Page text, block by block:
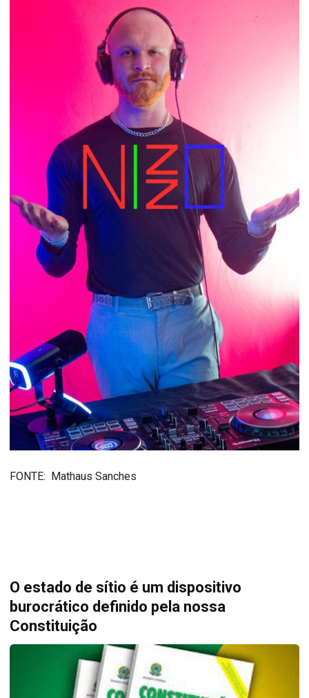
FONTE: Mathaus Sanches
O estado de sítio é um dispositivo
burocrático definido pela nossa
Constituição